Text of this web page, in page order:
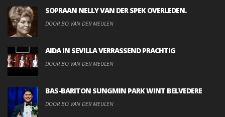
SOPRAAN NELLY VAN DER SPEK OVERLEDEN.
DOOR BO VAN DER MEULEN
AIDA IN SEVILLA VERRASSEND PRACHTIG
DOOR BO VAN DER MEULEN
BAS-BARITON SUNGMIN PARK WINT BELVEDERE
DOOR BO VAN DER MEULEN